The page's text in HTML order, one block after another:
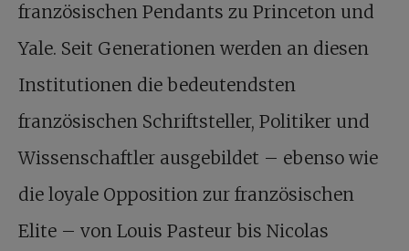
französischen Pendants zu Princeton und
Yale. Seit Generationen werden an diesen
Institutionen die bedeutendsten
französischen Schriftsteller, Politiker und
Wissenschaftler ausgebildet – ebenso wie
die loyale Opposition zur französischen
Elite – von Louis Pasteur bis Nicolas